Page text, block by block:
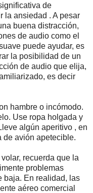
de
la ansiedad . A pesar
buena distracción,
de audio como el
puede ayudar, es
la posibilidad de un
de audio que elija,
es decir
hambre o incómodo.
Use ropa holgada y
algún aperitivo , en
de avión apetecible.
recuerda que la
problemas
baja. En realidad, las
aéreo comercial